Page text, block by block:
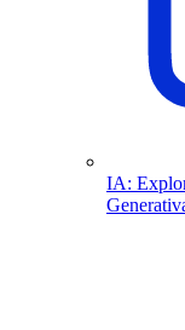
IA: